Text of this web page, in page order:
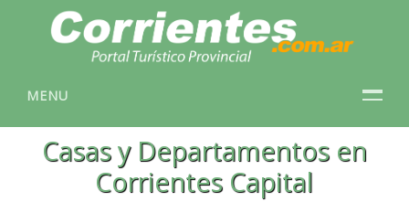
MENU
Casas y Departamentos en
Corrientes Capital